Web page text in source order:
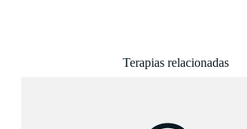
Terapias relacionadas